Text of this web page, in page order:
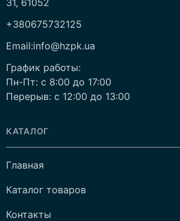
31, 61052
+380675732125
Email:info@hzpk.ua
График работы:
Пн-Пт: c 8:00 до 17:00
Перерыв: c 12:00 до 13:00
КАТАЛОГ
Главная
Каталог товаров
Контакты